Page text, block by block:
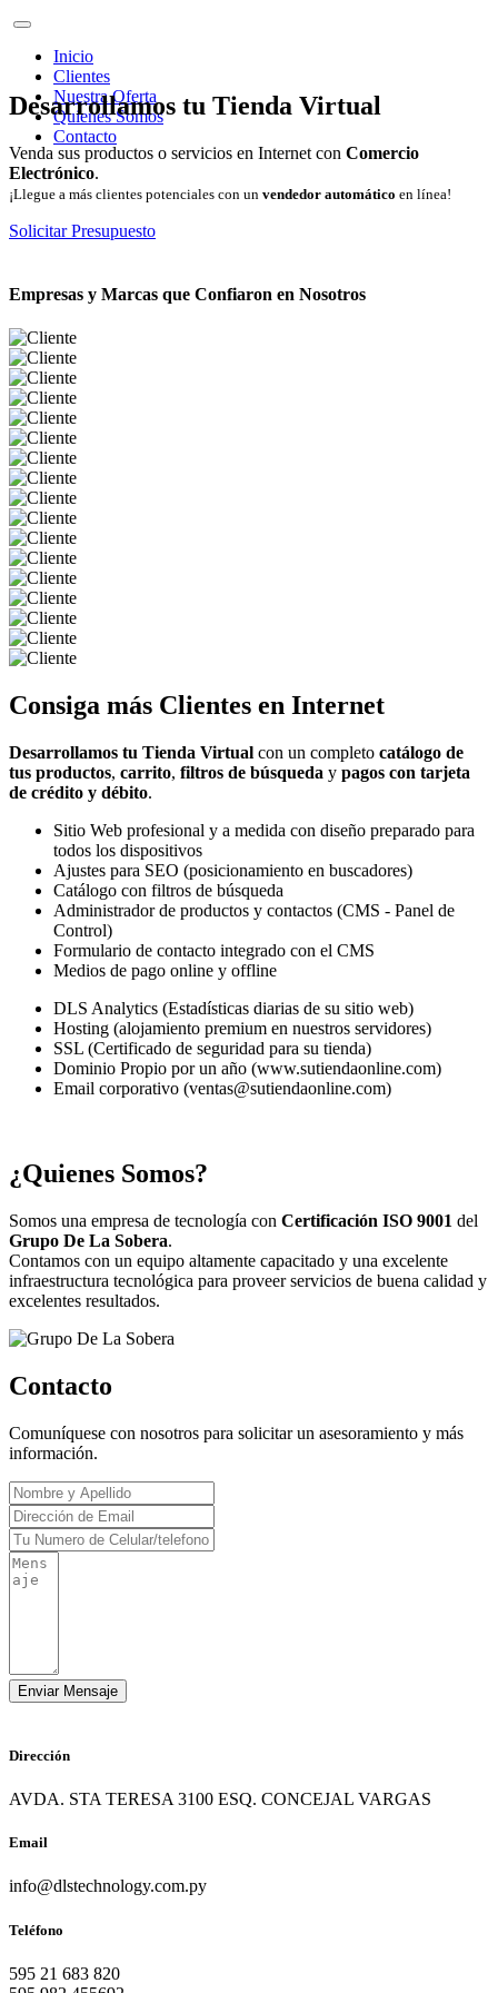
Inicio
Clientes
Nuestra Oferta
Quienes Somos
Contacto
Desarrollamos tu Tienda Virtual
Venda sus productos o servicios en Internet con Comercio
Electrónico.
¡Llegue a más clientes potenciales con un vendedor automático en línea!
Solicitar Presupuesto
Empresas y Marcas que Confiaron en Nosotros
Consiga más Clientes en Internet
Desarrollamos tu Tienda Virtual con un completo catálogo de
tus productos, carrito, filtros de búsqueda y pagos con tarjeta
de crédito y débito.
Sitio Web profesional y a medida con diseño preparado para
todos los dispositivos
Ajustes para SEO (posicionamiento en buscadores)
Catálogo con filtros de búsqueda
Administrador de productos y contactos (CMS - Panel de
Control)
Formulario de contacto integrado con el CMS
Medios de pago online y offline
DLS Analytics (Estadísticas diarias de su sitio web)
Hosting (alojamiento premium en nuestros servidores)
SSL (Certificado de seguridad para su tienda)
Dominio Propio por un año (www.sutiendaonline.com)
Email corporativo (ventas@sutiendaonline.com)
¿Quienes Somos?
Somos una empresa de tecnología con Certificación ISO 9001 del
Grupo De La Sobera.
Contamos con un equipo altamente capacitado y una excelente
infraestructura tecnológica para proveer servicios de buena calidad y
excelentes resultados.
Contacto
Comuníquese con nosotros para solicitar un asesoramiento y más
información.
Dirección
AVDA. STA TERESA 3100 ESQ. CONCEJAL VARGAS
Email
info@dlstechnology.com.py
Teléfono
595 21 683 820